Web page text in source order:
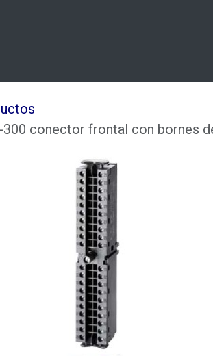
300 conector frontal con bornes